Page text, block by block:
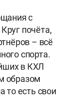
с
почёта,
– всё
спорта.
в КХЛ
образом
то есть свои